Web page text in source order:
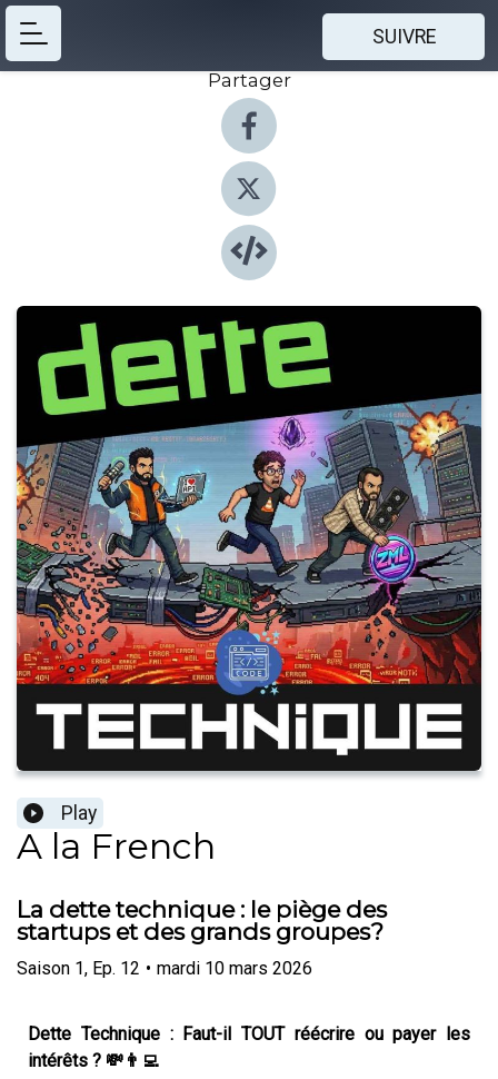
SUIVRE
Partager
Play
A la French
La dette technique : le piège des
startups et des grands groupes?
Saison 1, Ep. 12 • mardi 10 mars 2026
Dette Technique : Faut-il TOUT réécrire ou payer les
intérêts ? 💸👨‍💻